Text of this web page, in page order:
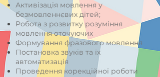
Активізація мовлення у
безмовленнєвих дітей;
Робота з розвитку розуміння
мовлення оточуючих
Формування фразового мовлення
Постановка звуків та їх
автоматизація
Проведення корекційної роботи